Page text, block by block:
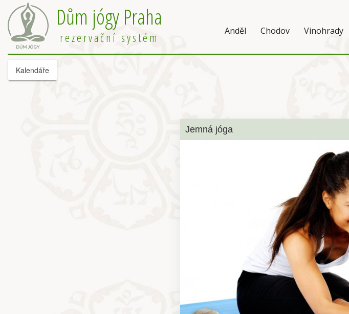
Dům jógy Praha
rezervační systém Anděl Chodov Vinohrady
Kalendáře
Jemná jóga